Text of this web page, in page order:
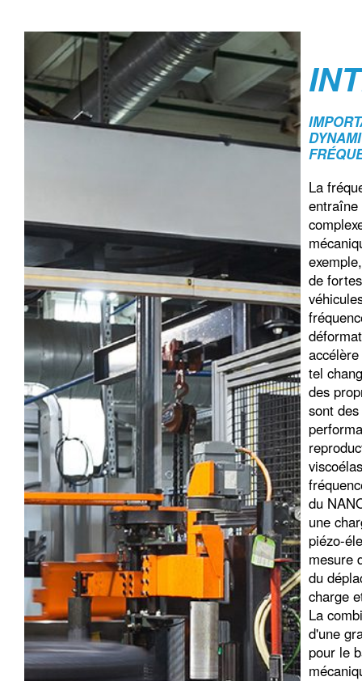
La
entraîne
de
tel
des
sont
du
une
piézo-
mesure
du
charge
La
d'une
pour le